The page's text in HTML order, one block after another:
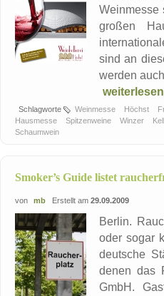
Weinmesse
großen
sind an
werden
Schlagworte Weinmesse Höchst
Hausmesse
Spitzenweine Winzer
Schaumwein
Smoker’s Guide listet
von mb Erstellt am 29.09.2009
Berlin.
oder sogar
deutsche
denen das
GmbH.